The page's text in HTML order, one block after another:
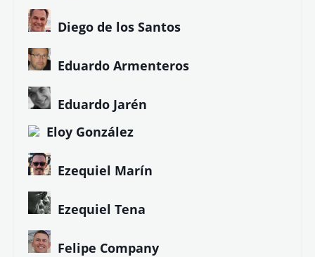
Diego de los Santos
Eduardo Armenteros
Eduardo Jarén
Eloy González
Ezequiel Marín
Ezequiel Tena
Felipe Company